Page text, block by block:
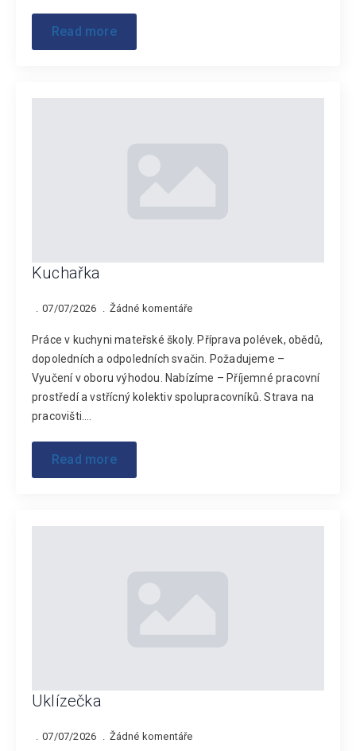
Read more
Kuchařka
07/07/2026 Žádné komentáře
Práce v kuchyni mateřské školy. Příprava polévek, obědů,
dopoledních a odpoledních svačin. Požadujeme –
Vyučení v oboru výhodou. Nabízíme – Příjemné pracovní
prostředí a vstřícný kolektiv spolupracovníků. Strava na
pracovišti.…
Read more
Uklízečka
07/07/2026 Žádné komentáře